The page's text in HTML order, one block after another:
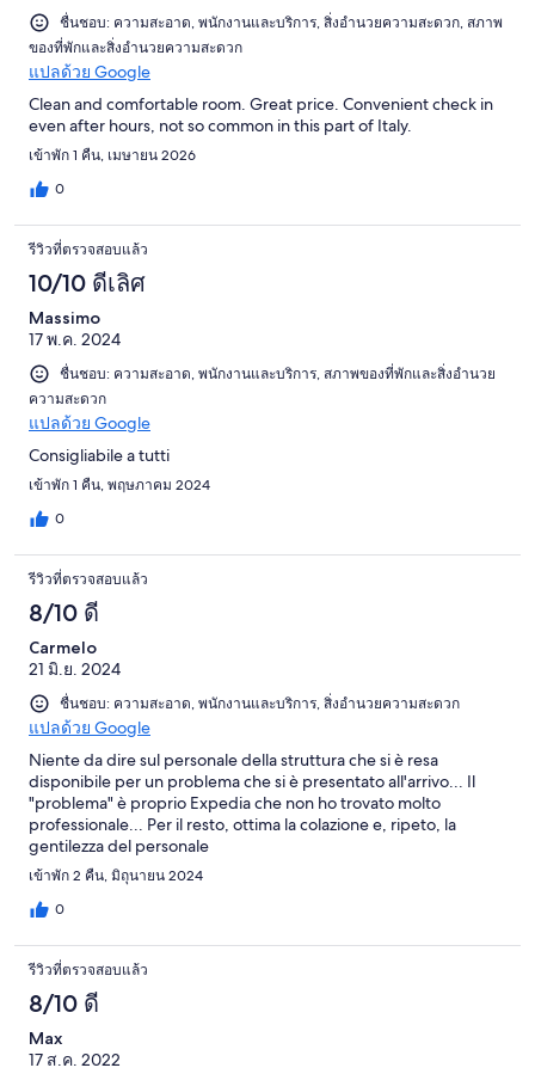
ชื่นชอบ: ความสะอาด, พนักงานและบริการ, สิ่งอำนวยความสะดวก, สภาพ
ของที่พักและสิ่งอำนวยความสะดวก
แปลด้วย Google
Clean and comfortable room. Great price. Convenient check in
even after hours, not so common in this part of Italy.
เข้าพัก 1 คืน, เมษายน 2026
0
รีวิวที่ตรวจสอบแล้ว
10/10 ดีเลิศ
Massimo
17 พ.ค. 2024
ชื่นชอบ: ความสะอาด, พนักงานและบริการ, สภาพของที่พักและสิ่งอำนวย
ความสะดวก
แปลด้วย Google
Consigliabile a tutti
เข้าพัก 1 คืน, พฤษภาคม 2024
0
รีวิวที่ตรวจสอบแล้ว
8/10 ดี
Carmelo
21 มิ.ย. 2024
ชื่นชอบ: ความสะอาด, พนักงานและบริการ, สิ่งอำนวยความสะดวก
แปลด้วย Google
Niente da dire sul personale della struttura che si è resa
disponibile per un problema che si è presentato all'arrivo... Il
"problema" è proprio Expedia che non ho trovato molto
professionale... Per il resto, ottima la colazione e, ripeto, la
gentilezza del personale
เข้าพัก 2 คืน, มิถุนายน 2024
0
รีวิวที่ตรวจสอบแล้ว
8/10 ดี
Max
17 ส.ค. 2022